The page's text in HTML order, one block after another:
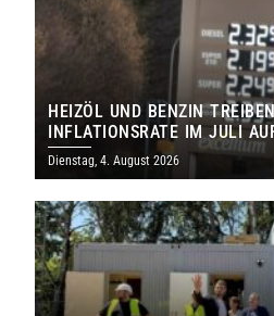
HEIZÖL UND BENZIN
INFLATIONSRATE IM JULI
Dienstag, 4. August 2026